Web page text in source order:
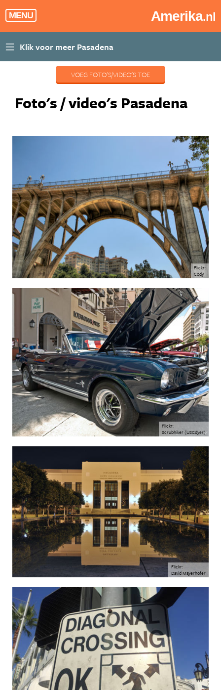
MENU Amerika.nl
VOEG FOTO'S/VIDEO'S TOE
Foto's / video's Pasadena
Flickr:
Cody
Flickr:
Scrubhiker (USCdyer)
Flickr:
David Mayerhofer